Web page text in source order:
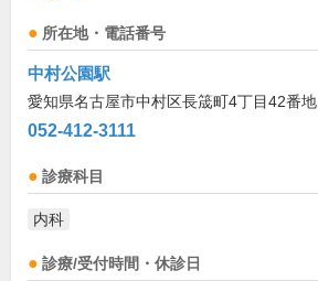
所在地・電話番号
中村公園駅
愛知県名古屋市中村区長筬町4丁目42番地
052-412-3111
診療科目
内科
診療/受付時間・休診日